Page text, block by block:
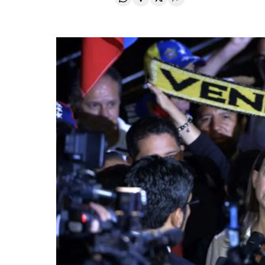
Compartir en Whatsapp
Compartir en Facebook
Compartir en Twitter
Desplegar Redes